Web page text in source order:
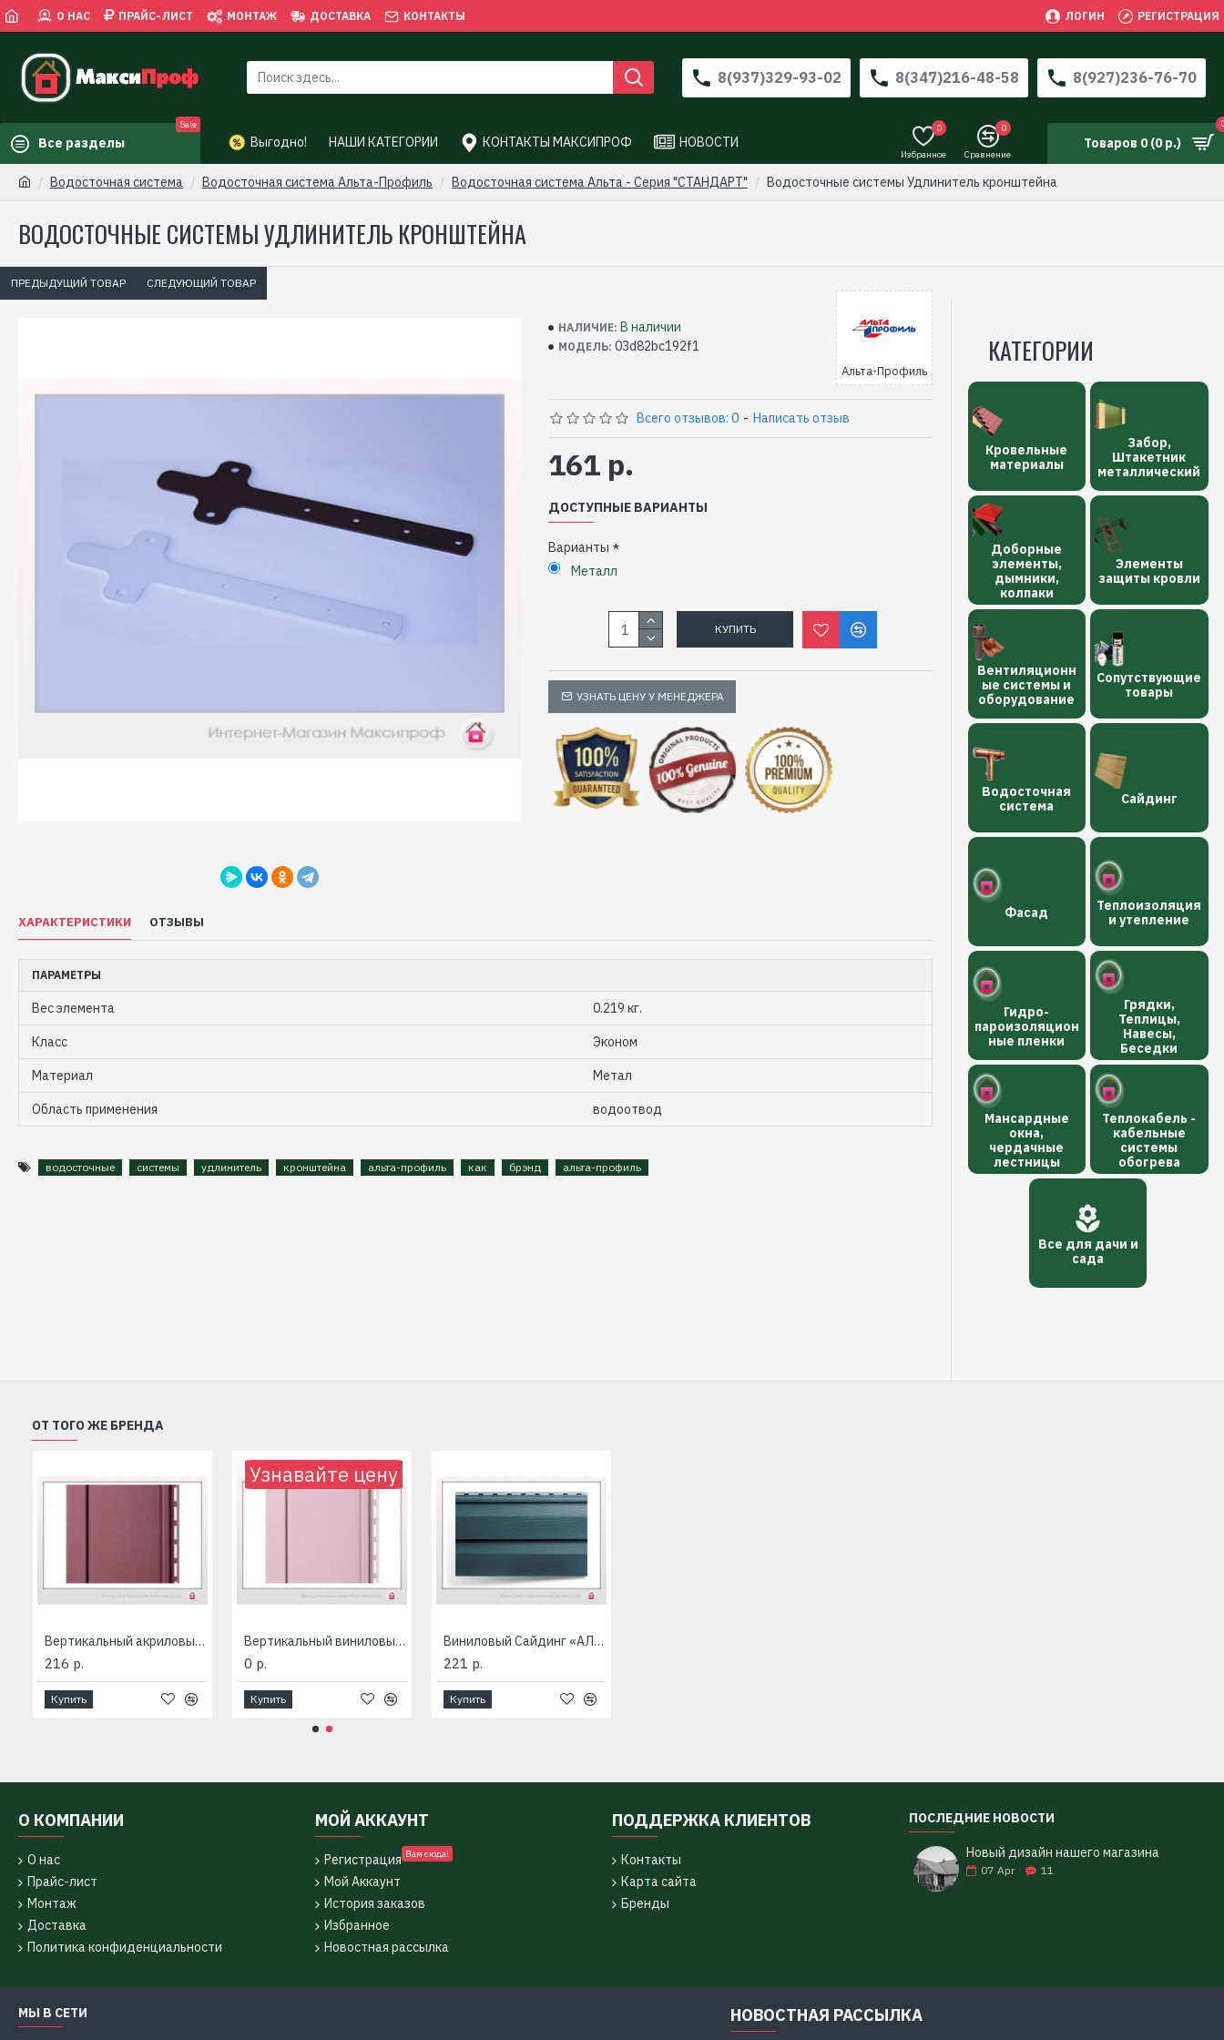
О НАС ПРАЙС-ЛИСТ МОНТАЖ ДОСТАВКА КОНТАКТЫ ЛОГИН РЕГИСТРАЦИЯ
8(937)329-93-02 8(347)216-48-58 8(927)236-76-70
Все разделы
Sale
Выгодно! НАШИ КАТЕГОРИИ КОНТАКТЫ МАКСИПРОФ НОВОСТИ
Избранное
0
Сравнение
0
Товаров 0 (0 р.)
Водосточная сиcтема Водосточная система Альта-Профиль Водосточная система Альта - Серия "СТАНДАРТ" Водосточные системы Удлинитель кронштейна
ВОДОСТОЧНЫЕ СИСТЕМЫ УДЛИНИТЕЛЬ КРОНШТЕЙНА
ПРЕДЫДУЩИЙ ТОВАР СЛЕДУЮЩИЙ ТОВАР
НАЛИЧИЕ: В наличии
МОДЕЛЬ: 03d82bc192f1
Альта-Профиль
Всего отзывов: 0 - Написать отзыв
161 р.
ДОСТУПНЫЕ ВАРИАНТЫ
Варианты
Металл
КУПИТЬ
УЗНАТЬ ЦЕНУ У МЕНЕДЖЕРА
ХАРАКТЕРИСТИКИ ОТЗЫВЫ
ПАРАМЕТРЫ
Вес элемента 0.219 кг.
Класс Эконом
Материал Метал
Область применения водоотвод
водосточные системы удлинитель кронштейна альта-профиль как брэнд альта-профиль
КАТЕГОРИИ
Кровельные
материалы
Забор,
Штакетник
металлический
Доборные
элементы,
дымники,
колпаки
Элементы
защиты кровли
Вентиляционн
ые системы и
оборудование
Сопутствующие
товары
Водосточная
сиcтема
Сайдинг
Фасад
Теплоизоляция
и утепление
Гидро-
пароизоляцион
ные пленки
Грядки,
Теплицы,
Навесы,
Беседки
Мансардные
окна,
чердачные
лестницы
Теплокабель -
кабельные
системы
обогрева
Все для дачи и
сада
ОТ ТОГО ЖЕ БРЕНДА
Вертикальный акриловый сайдинг «Quadrohouse» Альта-Профиль
216 р.
Купить
Узнавайте цену
Вертикальный виниловый сайдинг «Quadrohouse» Альта-Профиль
0 р.
Купить
Виниловый Сайдинг «АЛЬТА-САЙДИНГ»
221 р.
Купить
О КОМПАНИИ
О нас
Прайс-лист
Монтаж
Доставка
Политика конфиденциальности
МОЙ АККАУНТ
Регистрация Вам сюда!
Мой Аккаунт
История заказов
Избранное
Новостная рассылка
ПОДДЕРЖКА КЛИЕНТОВ
Контакты
Карта сайта
Бренды
ПОСЛЕДНИЕ НОВОСТИ
Новый дизайн нашего магазина
07 Apr 11
МЫ В СЕТИ НОВОСТНАЯ РАССЫЛКА